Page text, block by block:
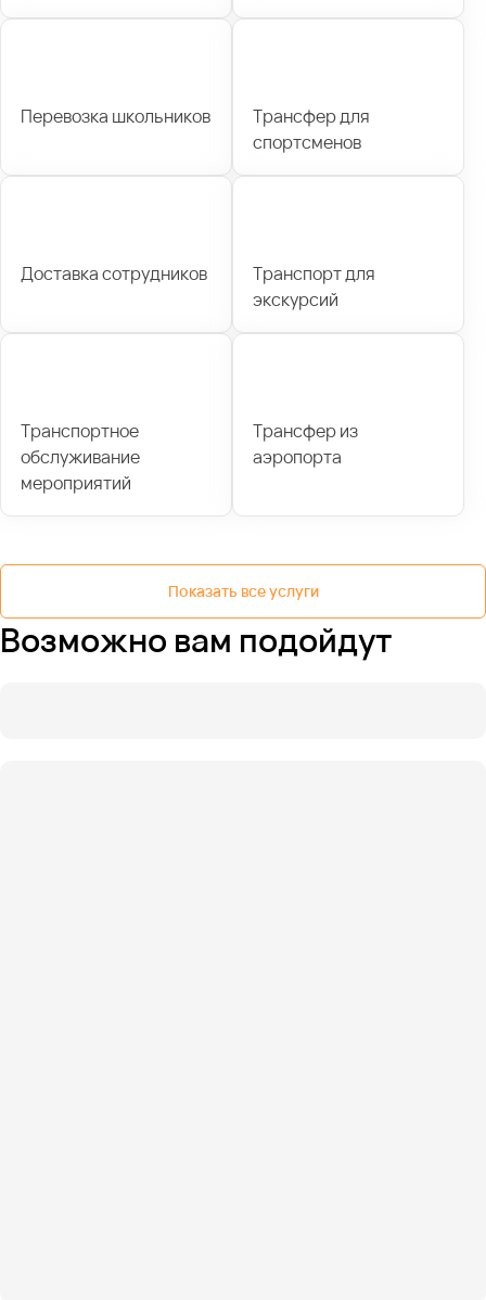
Перевозка школьников
Трансфер для
спортсменов
Доставка сотрудников
Транспорт для
экскурсий
Транспортное
обслуживание
мероприятий
Трансфер из
аэропорта
Показать все услуги
Возможно вам подойдут